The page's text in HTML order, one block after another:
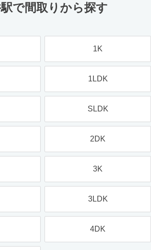
で間取りから探す
1K
1LDK
SLDK
2DK
3K
3LDK
4DK